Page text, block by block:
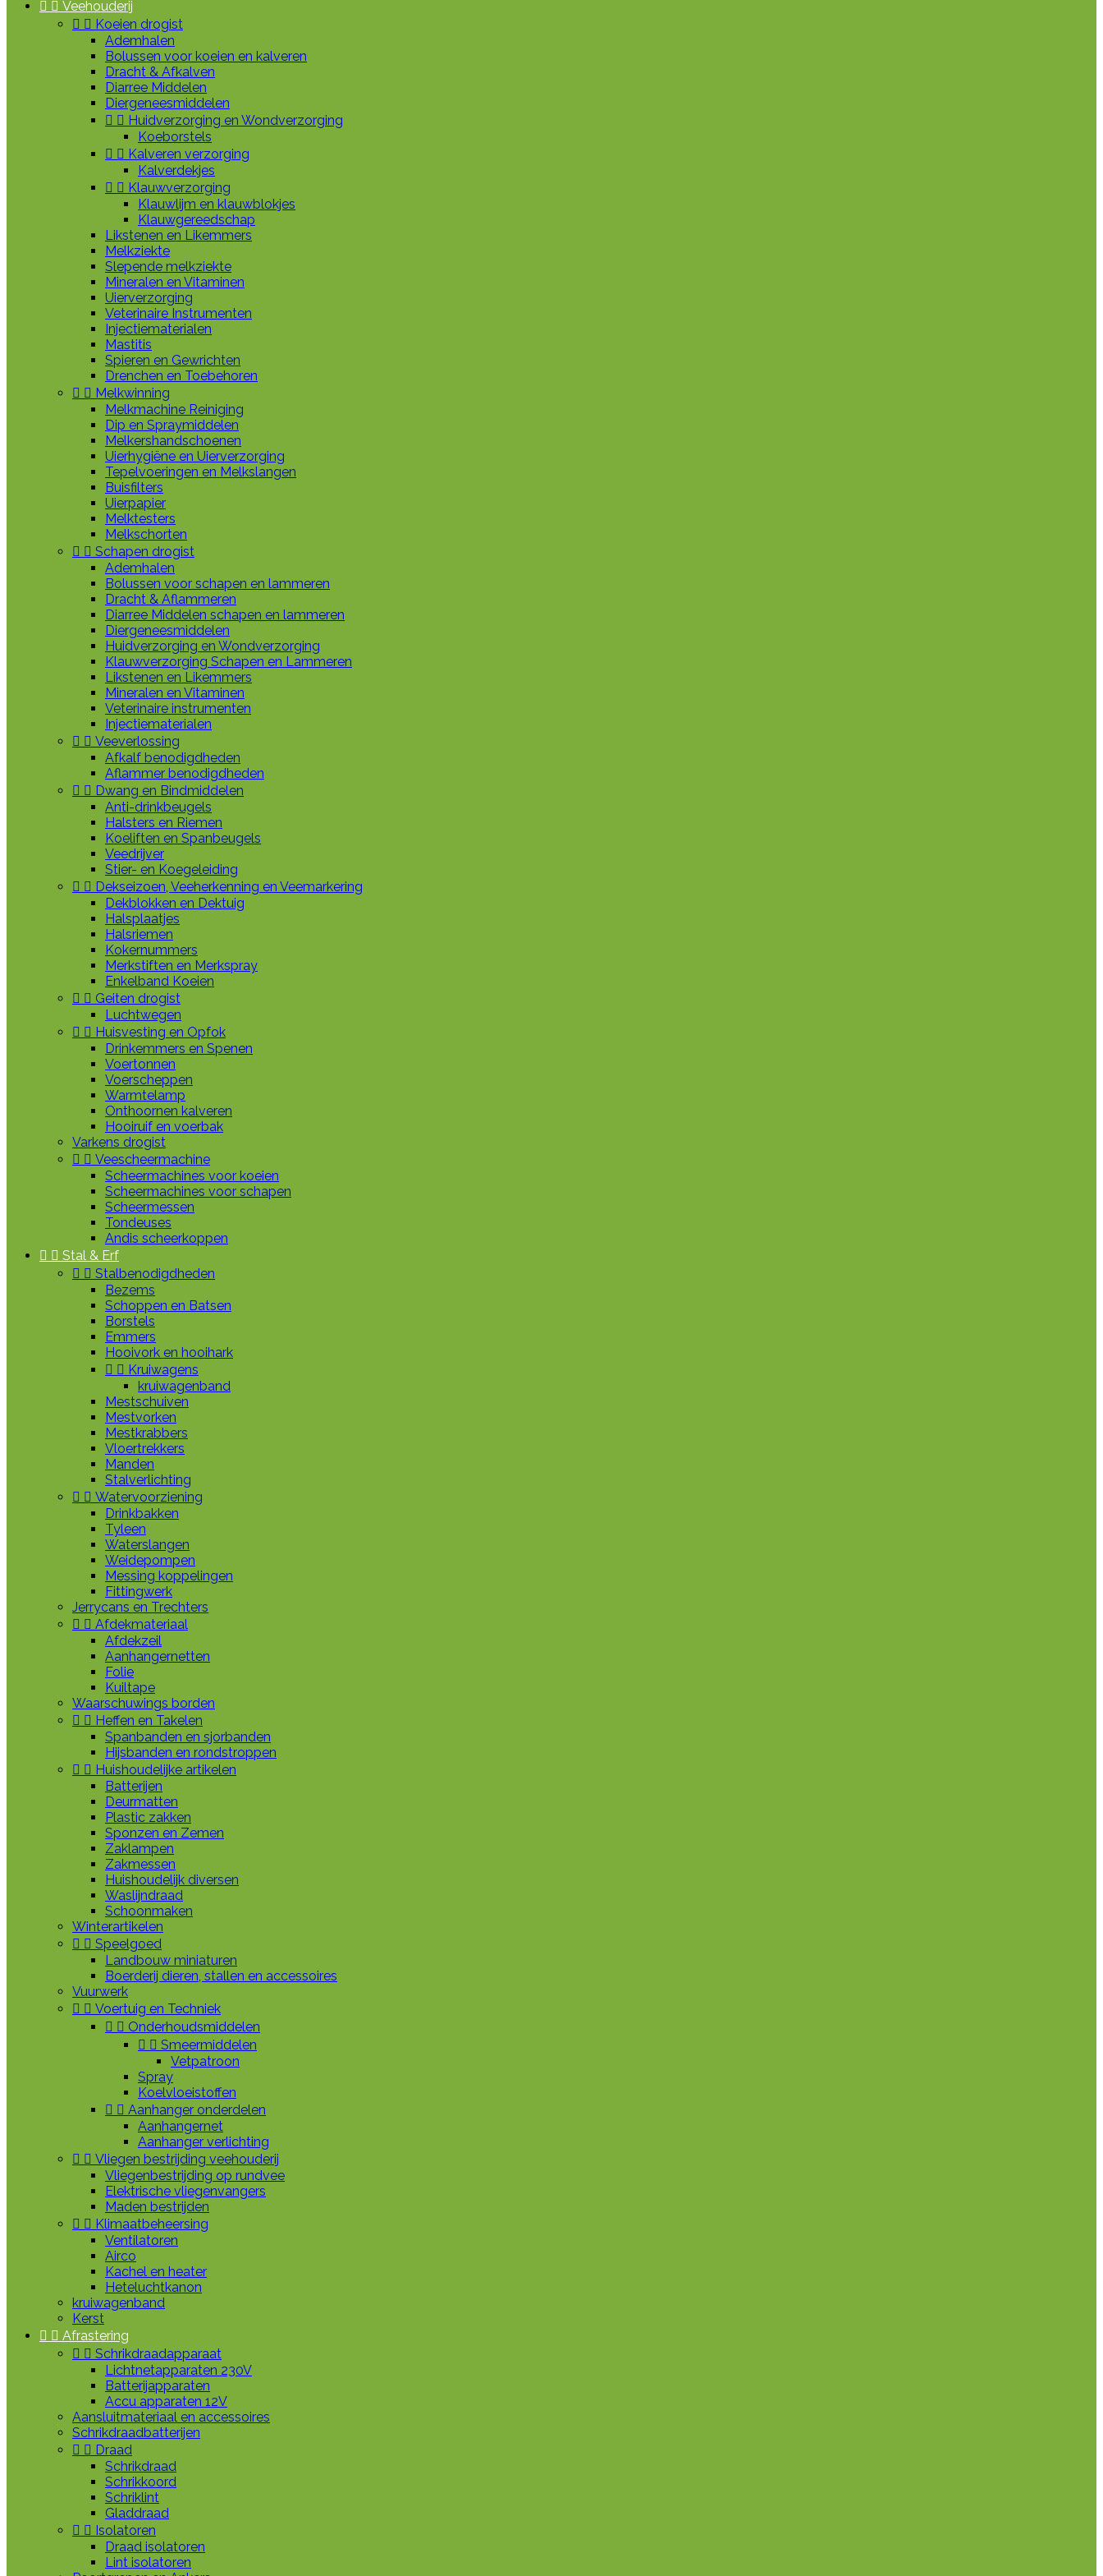
  Veehouderij
  Koeien drogist
Ademhalen
Bolussen voor koeien en kalveren
Dracht & Afkalven
Diarree Middelen
Diergeneesmiddelen
  Huidverzorging en Wondverzorging
Koeborstels
  Kalveren verzorging
Kalverdekjes
  Klauwverzorging
Klauwlijm en klauwblokjes
Klauwgereedschap
Likstenen en Likemmers
Melkziekte
Slepende melkziekte
Mineralen en Vitaminen
Uierverzorging
Veterinaire Instrumenten
Injectiematerialen
Mastitis
Spieren en Gewrichten
Drenchen en Toebehoren
  Melkwinning
Melkmachine Reiniging
Dip en Spraymiddelen
Melkershandschoenen
Uierhygiëne en Uierverzorging
Tepelvoeringen en Melkslangen
Buisfilters
Uierpapier
Melktesters
Melkschorten
  Schapen drogist
Ademhalen
Bolussen voor schapen en lammeren
Dracht & Aflammeren
Diarree Middelen schapen en lammeren
Diergeneesmiddelen
Huidverzorging en Wondverzorging
Klauwverzorging Schapen en Lammeren
Likstenen en Likemmers
Mineralen en Vitaminen
Veterinaire instrumenten
Injectiematerialen
  Veeverlossing
Afkalf benodigdheden
Aflammer benodigdheden
  Dwang en Bindmiddelen
Anti-drinkbeugels
Halsters en Riemen
Koeliften en Spanbeugels
Veedrijver
Stier- en Koegeleiding
  Dekseizoen, Veeherkenning en Veemarkering
Dekblokken en Dektuig
Halsplaatjes
Halsriemen
Kokernummers
Merkstiften en Merkspray
Enkelband Koeien
  Geiten drogist
Luchtwegen
  Huisvesting en Opfok
Drinkemmers en Spenen
Voertonnen
Voerscheppen
Warmtelamp
Onthoornen kalveren
Hooiruif en voerbak
Varkens drogist
  Veescheermachine
Scheermachines voor koeien
Scheermachines voor schapen
Scheermessen
Tondeuses
Andis scheerkoppen
  Stal & Erf
  Stalbenodigdheden
Bezems
Schoppen en Batsen
Borstels
Emmers
Hooivork en hooihark
  Kruiwagens
kruiwagenband
Mestschuiven
Mestvorken
Mestkrabbers
Vloertrekkers
Manden
Stalverlichting
  Watervoorziening
Drinkbakken
Tyleen
Waterslangen
Weidepompen
Messing koppelingen
Fittingwerk
Jerrycans en Trechters
  Afdekmateriaal
Afdekzeil
Aanhangernetten
Folie
Kuiltape
Waarschuwings borden
  Heffen en Takelen
Spanbanden en sjorbanden
Hijsbanden en rondstroppen
  Huishoudelijke artikelen
Batterijen
Deurmatten
Plastic zakken
Sponzen en Zemen
Zaklampen
Zakmessen
Huishoudelijk diversen
Waslijndraad
Schoonmaken
Winterartikelen
  Speelgoed
Landbouw miniaturen
Boerderij dieren, stallen en accessoires
Vuurwerk
  Voertuig en Techniek
  Onderhoudsmiddelen
  Smeermiddelen
Vetpatroon
Spray
Koelvloeistoffen
  Aanhanger onderdelen
Aanhangernet
Aanhanger verlichting
  Vliegen bestrijding veehouderij
Vliegenbestrijding op rundvee
Elektrische vliegenvangers
Maden bestrijden
  Klimaatbeheersing
Ventilatoren
Airco
Kachel en heater
Heteluchtkanon
kruiwagenband
Kerst
  Afrastering
  Schrikdraadapparaat
Lichtnetapparaten 230V
Batterijapparaten
Accu apparaten 12V
Aansluitmateriaal en accessoires
Schrikdraadbatterijen
  Draad
Schrikdraad
Schrikkoord
Schriklint
Gladdraad
  Isolatoren
Draad isolatoren
Lint isolatoren